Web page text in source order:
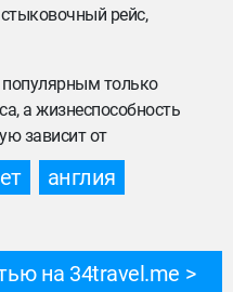
рейс,
популярным только
а жизнеспособность
зависит от
англия
на 34travel.me